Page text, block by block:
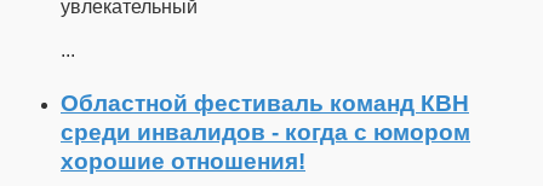
увлекательный
...
Областной фестиваль команд КВН
среди инвалидов - когда с юмором
хорошие отношения!